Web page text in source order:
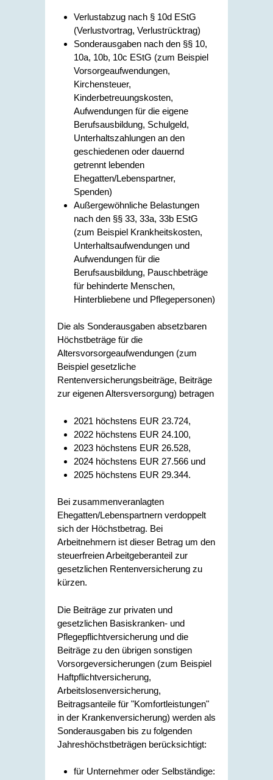
Verlustabzug nach § 10d EStG
(Verlustvortrag, Verlustrücktrag)
Sonderausgaben nach den §§ 10,
10a, 10b, 10c EStG (zum Beispiel
Vorsorgeaufwendungen,
Kirchensteuer,
Kinderbetreuungskosten,
Aufwendungen für die eigene
Berufsausbildung, Schulgeld,
Unterhaltszahlungen an den
geschiedenen oder dauernd
getrennt lebenden
Ehegatten/Lebenspartner,
Spenden)
Außergewöhnliche Belastungen
nach den §§ 33, 33a, 33b EStG
(zum Beispiel Krankheitskosten,
Unterhaltsaufwendungen und
Aufwendungen für die
Berufsausbildung, Pauschbeträge
für behinderte Menschen,
Hinterbliebene und Pflegepersonen)
Die als Sonderausgaben absetzbaren
Höchstbeträge für die
Altersvorsorgeaufwendungen (zum
Beispiel gesetzliche
Rentenversicherungsbeiträge, Beiträge
zur eigenen Altersversorgung) betragen
2021 höchstens EUR 23.724,
2022 höchstens EUR 24.100,
2023 höchstens EUR 26.528,
2024 höchstens EUR 27.566 und
2025 höchstens EUR 29.344.
Bei zusammenveranlagten
Ehegatten/Lebenspartnern verdoppelt
sich der Höchstbetrag. Bei
Arbeitnehmern ist dieser Betrag um den
steuerfreien Arbeitgeberanteil zur
gesetzlichen Rentenversicherung zu
kürzen.
Die Beiträge zur privaten und
gesetzlichen Basiskranken- und
Pflegepflichtversicherung und die
Beiträge zu den übrigen sonstigen
Vorsorgeversicherungen (zum Beispiel
Haftpflichtversicherung,
Arbeitslosenversicherung,
Beitragsanteile für "Komfortleistungen"
in der Krankenversicherung) werden als
Sonderausgaben bis zu folgenden
Jahreshöchstbeträgen berücksichtigt:
für Unternehmer oder Selbständige: